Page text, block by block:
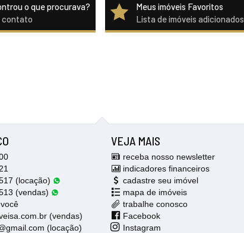
o que procurava?
contato
Meus imóveis Favoritos
Lista de imóveis adicionados
(locação)
(vendas)
(vendas)
(locação)
VEJA MAIS
receba nosso newsletter
indicadores financeiros
cadastre seu imóvel
mapa de imóveis
trabalhe conosco
Facebook
Instagram